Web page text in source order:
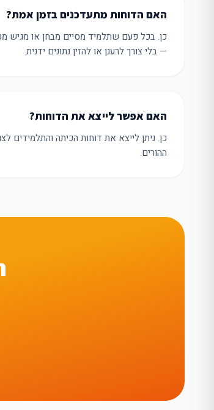
האם הדוחות מתעדכנים בזמן אמת?
כן. בכל פעם שתלמיד מסיים מבחן או מגיש
— בלי צורך לרענן או להזין נתונים ידנית.
האם אפשר לייצא את הדוחות?
כן. ניתן לייצא את דוחות הכיתה והתלמידים
ההורים.